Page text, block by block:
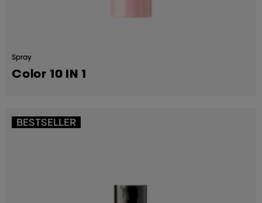
Spray
Color 10 IN 1
BESTSELLER